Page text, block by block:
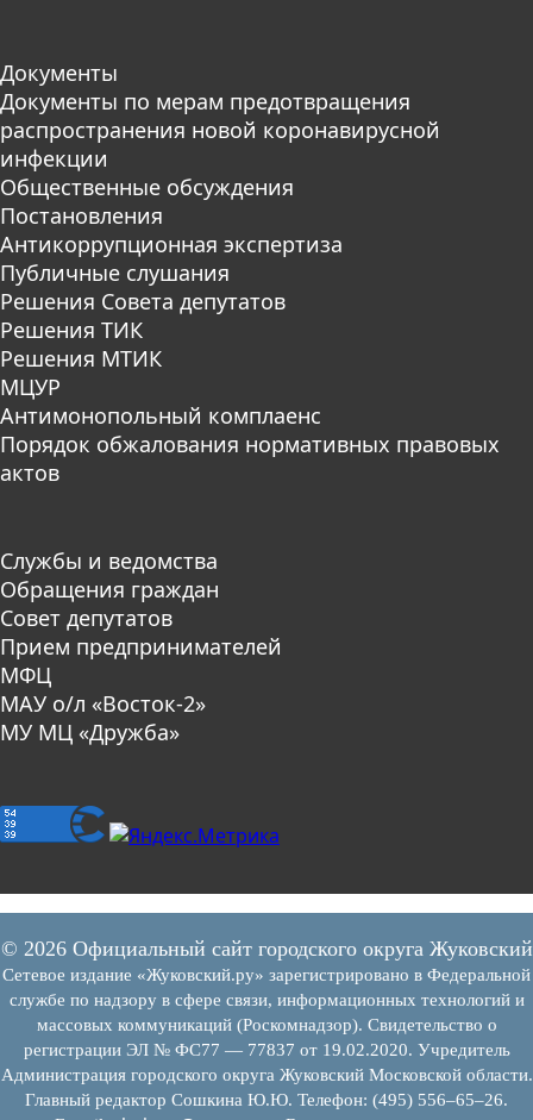
Документы
Документы по мерам предотвращения
распространения новой коронавирусной
инфекции
Общественные обсуждения
Постановления
Антикоррупционная экспертиза
Публичные слушания
Решения Совета депутатов
Решения ТИК
Решения МТИК
МЦУР
Антимонопольный комплаенс
Порядок обжалования нормативных правовых
актов
Службы и ведомства
Обращения граждан
Совет депутатов
Прием предпринимателей
МФЦ
МАУ о/л «Восток-2»
МУ МЦ «Дружба»
© 2026 Официальный сайт городского округа Жуковский
Сетевое издание «Жуковский.ру» зарегистрировано в Федеральной
службе по надзору в сфере связи, информационных технологий и
массовых коммуникаций (Роскомнадзор). Свидетельство о
регистрации ЭЛ № ФС77 — 77837 от 19.02.2020. Учредитель
Администрация городского округа Жуковский Московской области.
Главный редактор Сошкина Ю.Ю. Телефон: (495) 556–65–26.